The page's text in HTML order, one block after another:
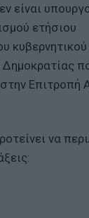
είναι
ετήσιου
κυβερνητικού
Επιτροπή
να